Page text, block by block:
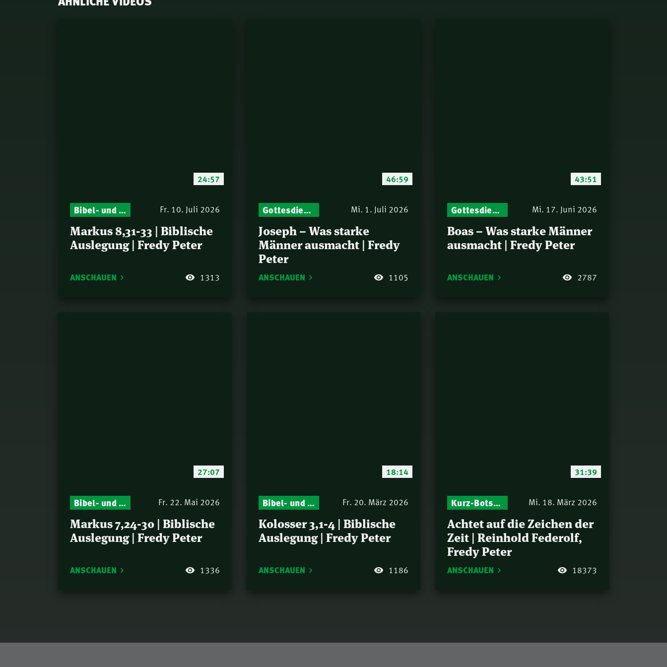
24:57
Bibel- und Gebetsstunde – Jeden Donnerstag neu: Vers-für-Vers-Auslegungen Fr. 10. Juli 2026
Markus 8,31-33 | Biblische
Auslegung | Fredy Peter
ANSCHAUEN 1313
46:59
Gottesdienst-Botschaften – Jeden Sonntag neu: Aktuelle Predigten vom Mitternachtsruf Mi. 1. Juli 2026
Joseph – Was starke
Männer ausmacht | Fredy
Peter
ANSCHAUEN 1105
43:51
Gottesdienst-Botschaften – Jeden Sonntag neu: Aktuelle Predigten vom Mitternachtsruf Mi. 17. Juni 2026
Boas – Was starke Männer
ausmacht | Fredy Peter
ANSCHAUEN 2787
27:07
Bibel- und Gebetsstunde – Jeden Donnerstag neu: Vers-für-Vers-Auslegungen Fr. 22. Mai 2026
Markus 7,24-30 | Biblische
Auslegung | Fredy Peter
ANSCHAUEN 1336
18:14
Bibel- und Gebetsstunde – Jeden Donnerstag neu: Vers-für-Vers-Auslegungen Fr. 20. März 2026
Kolosser 3,1-4 | Biblische
Auslegung | Fredy Peter
ANSCHAUEN 1186
31:39
Kurz-Botschaften – Biblische Impulse mit Zukunft im Blick Mi. 18. März 2026
Achtet auf die Zeichen der
Zeit | Reinhold Federolf,
Fredy Peter
ANSCHAUEN 18373